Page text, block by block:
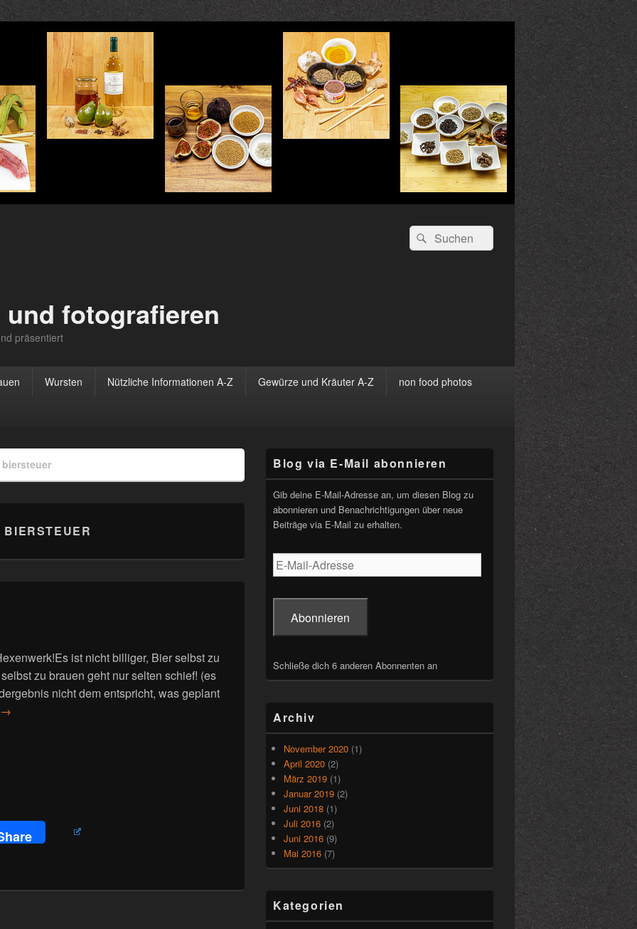
fotografieren
präsentiert
Suchen
nach:
Suchen
Wursten Nützliche Informationen A-Z Gewürze und Kräuter A-Z non food photos
biersteuer
BIERSTEUER
ist nicht billiger, Bier selbst zu
zu brauen geht nur selten schief! (es
nicht dem entspricht, was geplant
→
Seitenleisten-
Widgetbereich
Blog via E-Mail abonnieren
Gib deine E-Mail-Adresse an, um diesen Blog zu
abonnieren und Benachrichtigungen über neue
Beiträge via E-Mail zu erhalten.
E-
Mail-
Abonnieren
Schließe dich 6 anderen Abonnenten an
Archiv
November 2020 (1)
April 2020 (2)
März 2019 (1)
Januar 2019 (2)
Juni 2018 (1)
Juli 2016 (2)
Juni 2016 (9)
Mai 2016 (7)
Kategorien